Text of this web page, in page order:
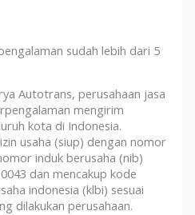
sudah lebih dari 5
Autotrans, perusahaan jasa
mengirim
kota di Indonesia.
usaha (siup) dengan nomor
induk berusaha (nib)
dan mencakup kode
indonesia (klbi) sesuai
dilakukan perusahaan.